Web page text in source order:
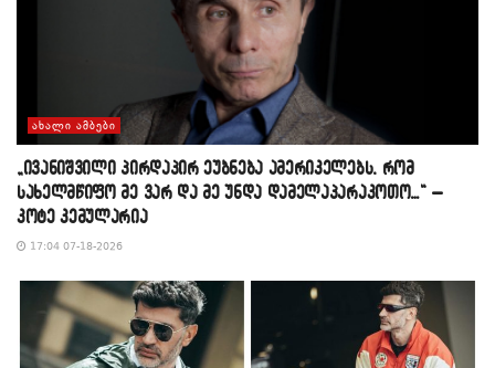
ᲐᲮᲐᲚᲘ ᲐᲛᲑᲔᲑᲘ
„ივანიშვილი პირდაპირ ეუბნება ამერიკელებს, რომ
სახელმწიფო მე ვარ და მე უნდა დამელაპარაკოთო…“ –
კოტე კემულარია
17:04 07-18-2026